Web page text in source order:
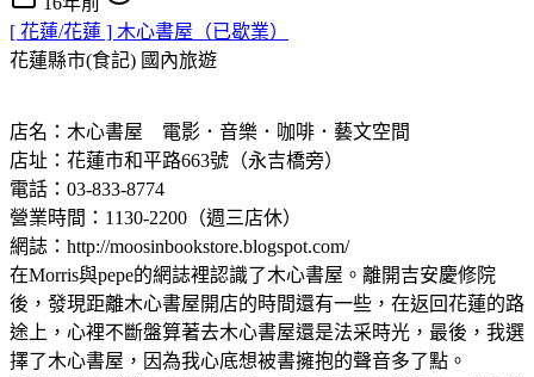
[ 花蓮/花蓮 ] 木心書屋（已歇業）
花蓮縣市(食記) 國內旅遊
店名：木心書屋 電影．音樂．咖啡．藝文空間
店址：花蓮市和平路663號（永吉橋旁）
電話：03-833-8774
營業時間：1130-2200（週三店休）
網誌：http://moosinbookstore.blogspot.com/
在Morris與pepe的網誌裡認識了木心書屋。離開吉安慶修院
後，發現距離木心書屋開店的時間還有一些，在返回花蓮的路
途上，心裡不斷盤算著去木心書屋還是法采時光，最後，我選
擇了木心書屋，因為我心底想被書擁抱的聲音多了點。